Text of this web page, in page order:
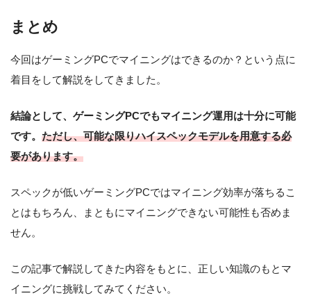
まとめ
今回はゲーミングPCでマイニングはできるのか？という点に
着目をして解説をしてきました。
結論として、ゲーミングPCでもマイニング運用は十分に可能
です。 ただし、可能な限りハイスペックモデルを用意する必
要があります。
スペックが低いゲーミングPCではマイニング効率が落ちるこ
とはもちろん、まともにマイニングできない可能性も否めま
せん。
この記事で解説してきた内容をもとに、正しい知識のもとマ
イニングに挑戦してみてください。